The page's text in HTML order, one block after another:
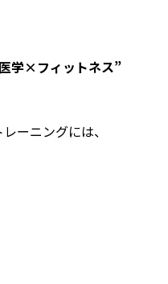
学×フィットネス”
ーニングには、